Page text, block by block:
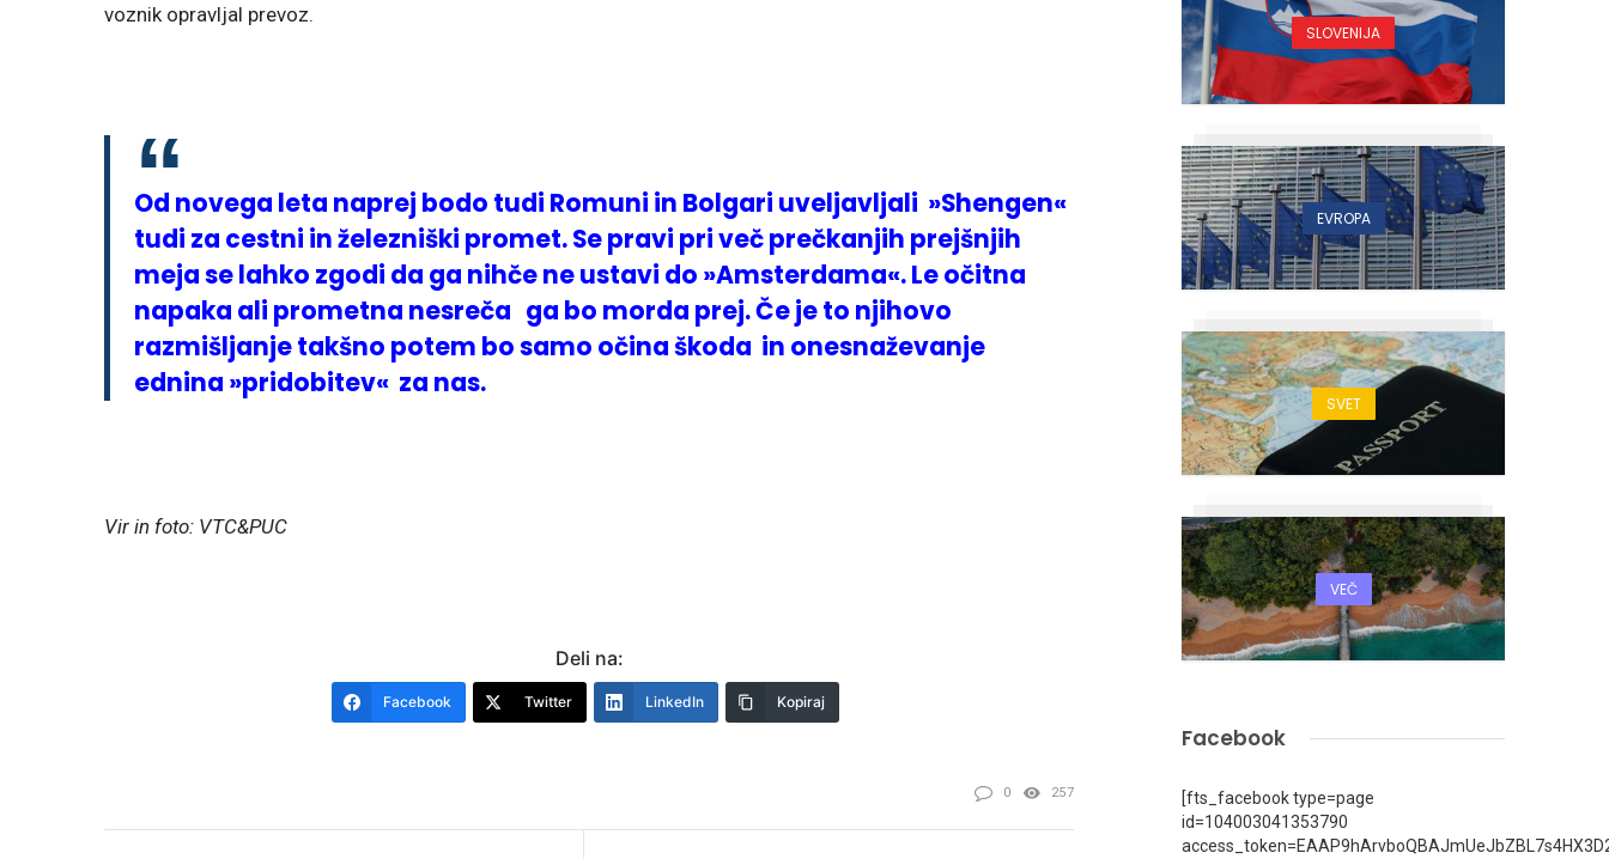
voznik opravljal prevoz.
Od novega leta naprej bodo tudi Romuni in Bolgari uveljavljali »Shengen«
tudi za cestni in železniški promet. Se pravi pri več prečkanjih prejšnjih
meja se lahko zgodi da ga nihče ne ustavi do »Amsterdama«. Le očitna
napaka ali prometna nesreča ga bo morda prej. Če je to njihovo
razmišljanje takšno potem bo samo očina škoda in onesnaževanje
ednina »pridobitev« za nas.
Vir in foto: VTC&PUC
Deli na:
Facebook Twitter LinkedIn Kopiraj
0 257
SLOVENIJA
EVROPA
SVET
VEČ
Facebook
[fts_facebook type=page
id=104003041353790